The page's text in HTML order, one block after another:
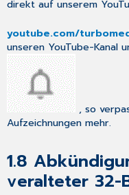
Barzahlungen
CGM
TURBOMED:
Änderung
mit
Wirkung
zum
31.10.2022
2.4
der
im
direkt auf unserem
youtube.com/
unseren YouTube-Kanal
, so
Aufzeichnungen mehr.
1.8
veralteter